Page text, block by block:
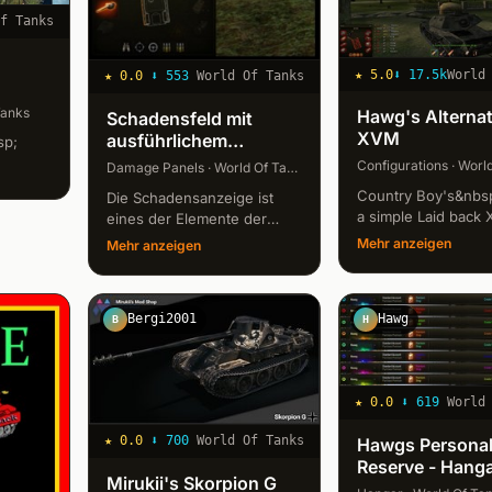
Tanks
★ 0.0 ⬇ 553 World Of Tanks
Schadensfeld mit
ausführlichem
Protokoll von
Tanks
Damage Panels · World Of Tanks
Die Schadensanzeige ist
eines der Elemente der
Kampfschnittstelle, deren
Lesbarkeit und Design
ebenso wichtig wie ein
bequemer und informativer
Anblick sind. Das Damag-
Panel mit...
Mehr anzeigen
★ 5.0⬇ 17.5kWorld
Hawg's
XVM
Configurations ·
Country
a simple Laid back
Lights. If simple is
want, try
XVM . I...
Mehr anzeigen
B Bergi2001
★ 0.0 ⬇ 700 World Of Tanks
Mirukii's Skorpion G
H Hawg
★ 0.0 ⬇ 619 World
Hawgs Personal
Reserve -